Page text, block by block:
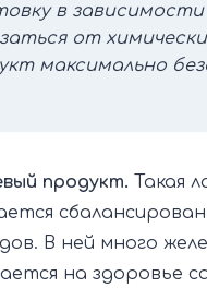
в
от
максимально
продукт. Такая
В ней много
на здоровье